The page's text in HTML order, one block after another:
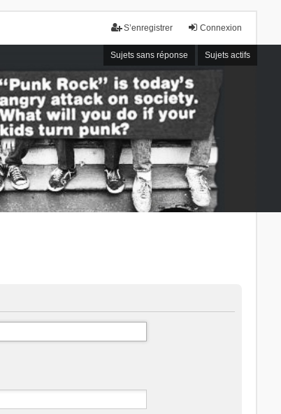
Connexion
S’enregistrer
Sujets sans réponse Sujets actifs